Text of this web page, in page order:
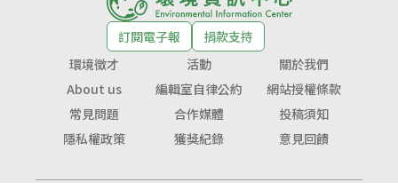
訂閱電子報
捐款支持
環境徵才
活動
關於我們
About us
編輯室自律公約
網站授權條款
常見問題
合作媒體
投稿須知
隱私權政策
獲獎紀錄 意見回饋